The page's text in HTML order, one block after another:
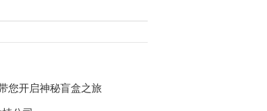
您开启神秘盲盒之旅